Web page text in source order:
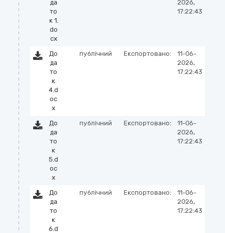
да
то
к 1.
do
cx
2026,
17:22:43
До
да
то
к
4.d
oc
x
публічний Експортовано:
11-06-
2026,
17:22:43
До
да
то
к
5.d
oc
x
публічний Експортовано:
11-06-
2026,
17:22:43
До
да
то
к
6.d
публічний Експортовано:
11-06-
2026,
17:22:43